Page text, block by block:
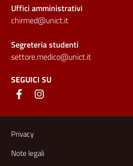
Uffici amministrativi
chirmed@unict.it
Segreteria studenti
settore.medico@unict.it
SEGUICI SU
Link e informazioni
Privacy
Note legali